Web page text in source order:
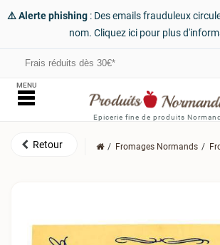
⚠️ Alerte phishing : Des emails frauduleux
nom. Cliquez ici pour plus
Frais réduits dès 30€*
Epicerie fine de produits
MENU
Fromages Normands